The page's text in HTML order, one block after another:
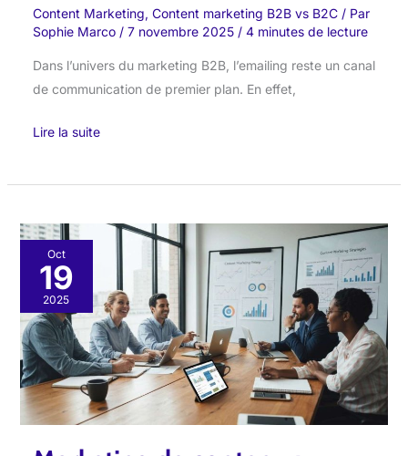
Content Marketing, Content marketing B2B vs B2C/ Par
Sophie Marco / 7 novembre 2025 / 4 minutes de lecture
Dans l’univers du marketing B2B, l’emailing reste un canal
de communication de premier plan. En effet,
Lire la suite
Oct
19
2025
Marketing
de
contenu
:
mesurer
son
impact
sur